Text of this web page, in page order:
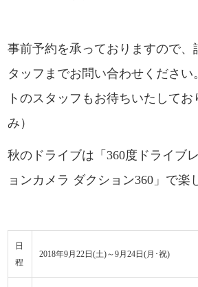
事前予約を承っておりますので、
タッフまでお問い合わせください
トのスタッフもお待ちいたしてお
み）
秋のドライブは「360度ドライブ
ョンカメラ ダクション360」で楽
日
程
2018年9月22日(土)～9月24日(月･祝)